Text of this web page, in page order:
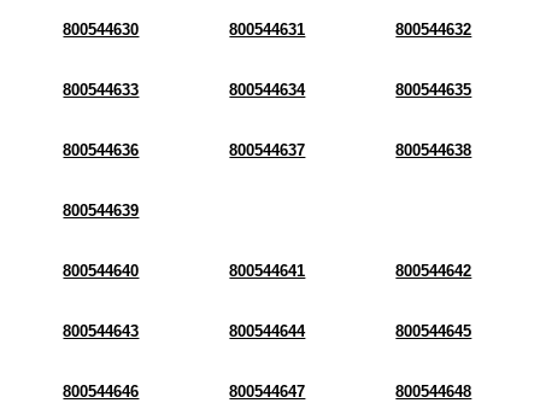
800544630 800544631 800544632
800544633 800544634 800544635
800544636 800544637 800544638
800544639
800544640 800544641 800544642
800544643 800544644 800544645
800544646 800544647 800544648